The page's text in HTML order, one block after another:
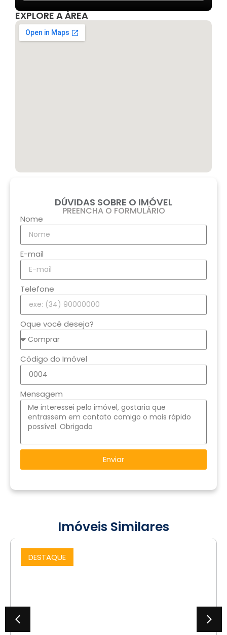
EXPLORE A ÁREA
DÚVIDAS SOBRE O IMÓVEL
PREENCHA O FORMULÁRIO
Nome
E-mail
Telefone
Oque você deseja?
Código do Imóvel
Mensagem
Enviar
Imóveis Similares
DESTAQUE